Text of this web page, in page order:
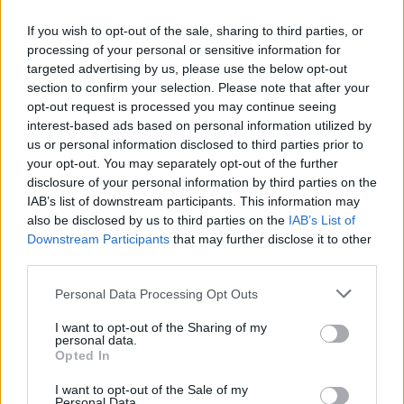
If you wish to opt-out of the sale, sharing to third parties, or
processing of your personal or sensitive information for
targeted advertising by us, please use the below opt-out
section to confirm your selection. Please note that after your
opt-out request is processed you may continue seeing
interest-based ads based on personal information utilized by
us or personal information disclosed to third parties prior to
your opt-out. You may separately opt-out of the further
disclosure of your personal information by third parties on the
IAB’s list of downstream participants. This information may
also be disclosed by us to third parties on the IAB’s List of
Downstream Participants that may further disclose it to other
Please note that this website/app uses one or more Google
not limited to your visit or usage behaviour. You may click to
grant or deny consent to Google and its third-party tags to
use your data for below specified purposes in below Google
consent section.
Personal Data Processing Opt Outs
I want to opt-out of the Sharing of my
personal data.
Opted In
I want to opt-out of the Sale of my
Gaines• 2019. február 13.
Újabb névsorral bővült az idei Sziget fesztivál line-
upja, a korábban már bejelentett Ed Sheeran, Foo
Fighters, Florence + The Machine és Chvrches mellett
először érkezik hazánkba a stíluskeverő fehér
rapper, visszatérnek a skót posztpunk-indierock
veteránok, valamint a szorongásos-melankolikus…